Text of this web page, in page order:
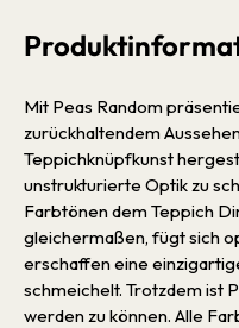
Mit Peas Random
zurückhaltendem
Teppichknüpfkunst
unstrukturierte Optik zu
Farbtönen dem Teppich
gleichermaßen, fügt sich
erschaffen eine
schmeichelt. Trotzdem ist
werden zu können. Alle